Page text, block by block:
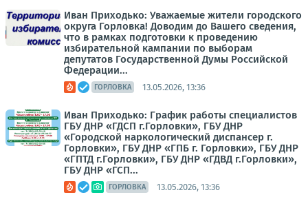
Иван Приходько: Уважаемые жители городского
округа Горловка! Доводим до Вашего сведения,
что в рамках подготовки к проведению
избирательной кампании по выборам
депутатов Государственной Думы Российской
Федерации...
ГОРЛОВКА 13.05.2026, 13:36
Иван Приходько: График работы специалистов
ГБУ ДНР «ГДСП г.Горловки», ГБУ ДНР
«Городской наркологический диспансер г.
Горловки», ГБУ ДНР «ГПБ г. Горловки», ГБУ ДНР
«ГПТД г.Горловки», ГБУ ДНР «ГДВД г.Горловки»,
ГБУ ДНР «ГСП...
ГОРЛОВКА 13.05.2026, 13:36